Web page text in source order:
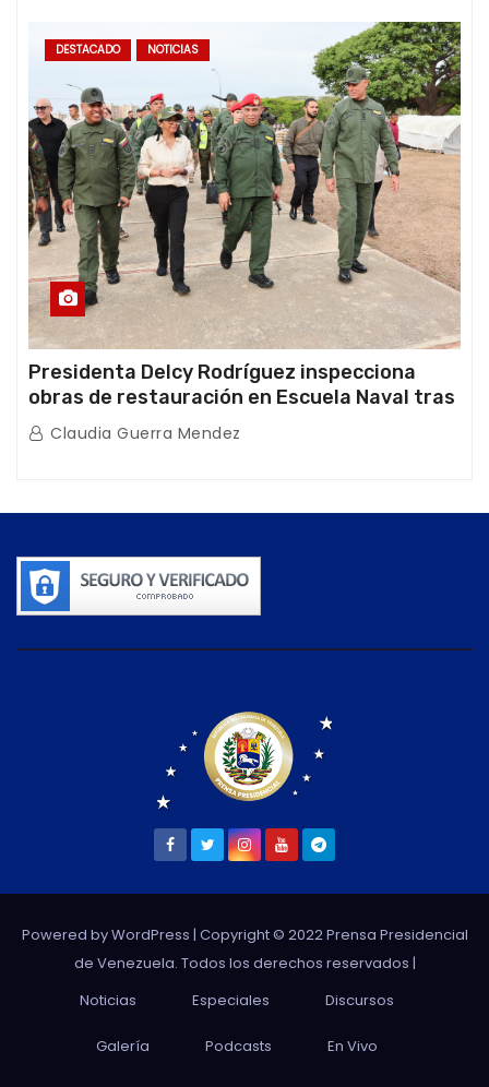
DESTACADO NOTICIAS
Presidenta Delcy Rodríguez inspecciona
obras de restauración en Escuela Naval tras
afectaciones sísmicas en La Guaira
Claudia Guerra Mendez
Powered by WordPress | Copyright © 2022 Prensa Presidencial
de Venezuela. Todos los derechos reservados |
Noticias
Especiales Discursos
Galería Podcasts En Vivo